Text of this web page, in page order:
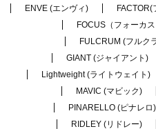
ENVE (エンヴィ)
FACTOR(
FOCUS（フォーカス
FULCRUM (フルク
GIANT (ジャイアント)
Lightweight (ライトウェイト)
MAVIC (マビック)
PINARELLO (ピナレロ)
RIDLEY (リドレー)